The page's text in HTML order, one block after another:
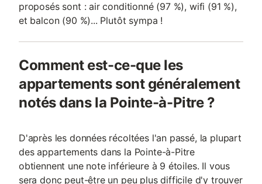
proposés sont : air conditionné (97 %), wifi (91 %),
et balcon (90 %)... Plutôt sympa !
Comment est-ce-que les
appartements sont généralement
notés dans la Pointe-à-Pitre ?
D'après les données récoltées l'an passé, la plupart
des appartements dans la Pointe-à-Pitre
obtiennent une note inférieure à 9 étoiles. Il vous
sera donc peut-être un peu plus difficile d'y trouver